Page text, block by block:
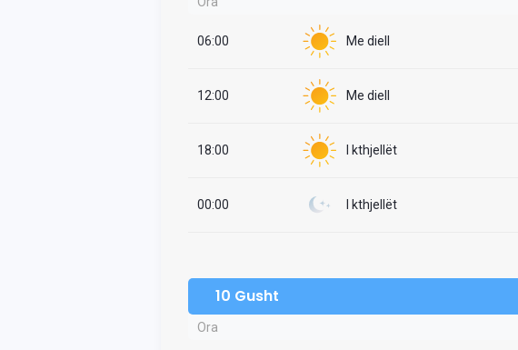
06:00 Me diell
12:00 Me diell
18:00 I kthjellët
00:00 I kthjellët
10 Gusht
Ora